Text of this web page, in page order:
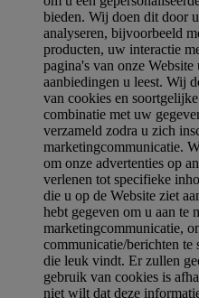
bieden. Wij doen dit door
analyseren, bijvoorbeeld
producten, uw interactie
pagina's van onze
aanbiedingen u leest. Wij
van cookies en
combinatie met uw
verzameld zodra u zich
marketingcommunicatie.
om onze advertenties op
verlenen tot specifieke
die u op de Website ziet
hebt gegeven om u aan te
marketingcommunicatie,
communicatie/berichten
die leuk vindt. Er zullen
gebruik van cookies is
niet wilt dat deze